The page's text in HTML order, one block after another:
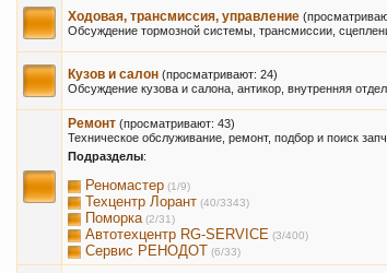
Ходовая, трансмиссия, управление
Обсуждение тормозной системы, трансмиссии,
Кузов и салон (просматривают: 24)
Обсуждение кузова и салона, антикор, внутренняя
Ремонт (просматривают: 43)
Техническое обслуживание, ремонт, подбор и поиск
Подразделы:
Реномастер (1/9)
Техцентр Лорант (40/3343)
Поморка (2/31)
Автотехцентр RG-SERVICE (3/400)
Сервис РЕНОДОТ (6/33)